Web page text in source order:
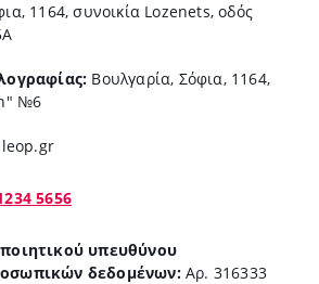
1164, συνοικία Lozenets, οδός
Βουλγαρία, Σόφια, 1164,
№6
5656
υπευθύνου
δεδομένων:Αρ. 316333